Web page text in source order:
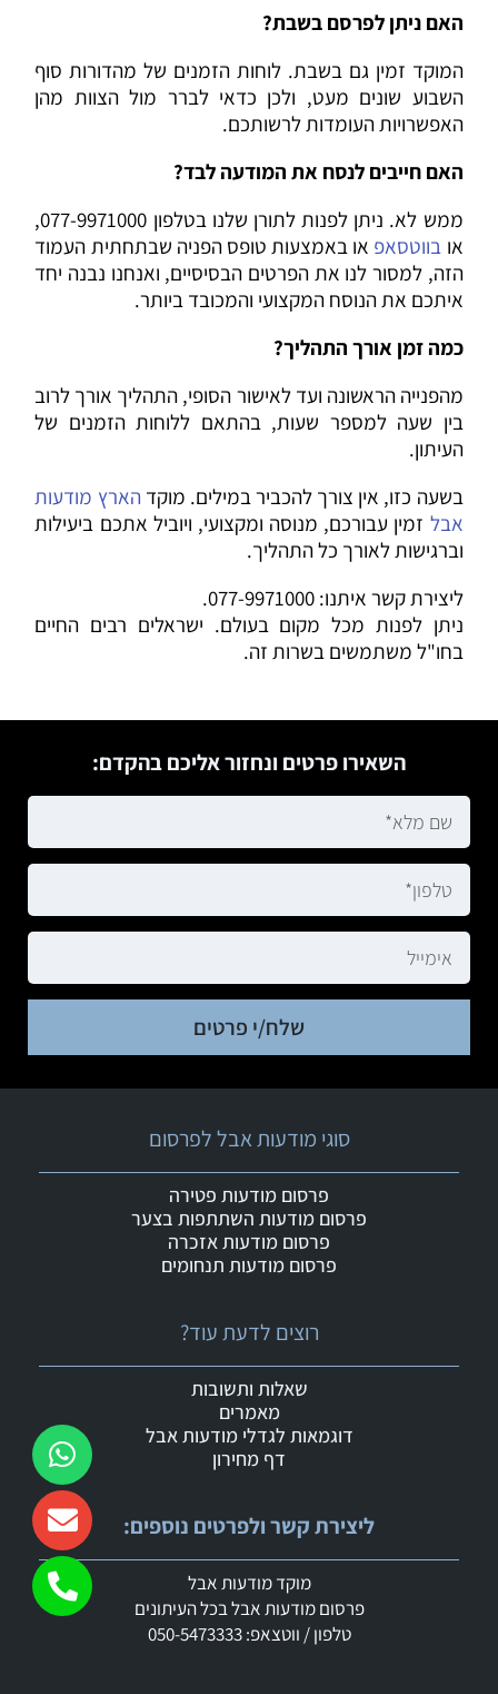
האם ניתן לפרסם בשבת?
המוקד זמין גם בשבת. לוחות הזמנים של מהדורות סוף
השבוע שונים מעט, ולכן כדאי לברר מול הצוות מהן
האפשרויות העומדות לרשותכם.
האם חייבים לנסח את המודעה לבד?
ממש לא. ניתן לפנות לתורן שלנו בטלפון 077-9971000,
או בווטסאפ או באמצעות טופס הפניה שבתחתית העמוד
הזה, למסור לנו את הפרטים הבסיסיים, ואנחנו נבנה יחד
איתכם את הנוסח המקצועי והמכובד ביותר.
כמה זמן אורך התהליך?
מהפנייה הראשונה ועד לאישור הסופי, התהליך אורך לרוב
בין שעה למספר שעות, בהתאם ללוחות הזמנים של
העיתון.
בשעה כזו, אין צורך להכביר במילים. מוקד הארץ מודעות
אבל זמין עבורכם, מנוסה ומקצועי, ויוביל אתכם ביעילות
וברגישות לאורך כל התהליך.
ליצירת קשר איתנו: 077-9971000.
ניתן לפנות מכל מקום בעולם. ישראלים רבים החיים
בחו"ל משתמשים בשרות זה.
השאירו פרטים ונחזור אליכם בהקדם:
שלח/י פרטים
ליצירת קשר ולפרטים נוספים:
מוקד מודעות אבל
פרסום מודעות אבל בכל העיתונים
טלפון / ווטצאפ: 050-5473333
רוצים לדעת עוד?
שאלות ותשובות
מאמרים
דוגמאות לגדלי מודעות אבל
דף מחירון
סוגי מודעות אבל לפרסום
פרסום מודעות פטירה
פרסום מודעות השתתפות בצער
פרסום מודעות אזכרה
פרסום מודעות תנחומים